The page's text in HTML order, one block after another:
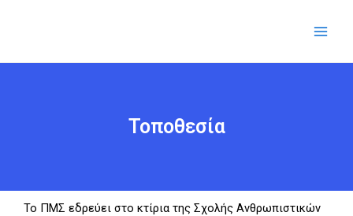
Τοποθεσία
Το ΠΜΣ εδρεύει στο κτίρια της Σχολής Ανθρωπιστικών